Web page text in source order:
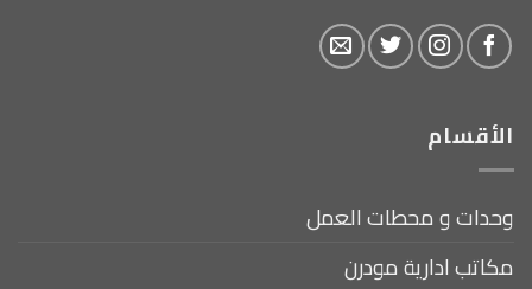
الأقسام
وحدات و محطات العمل
مكاتب ادارية مودرن